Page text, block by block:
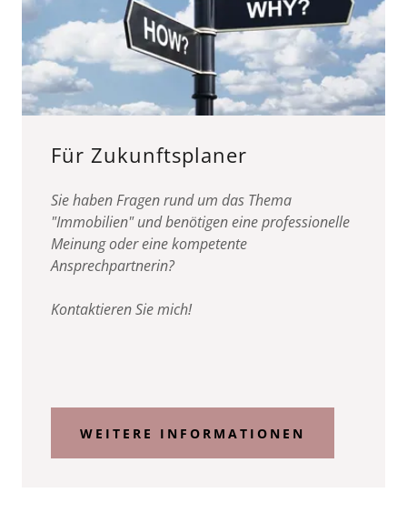
Für Zukunftsplaner
Sie haben Fragen rund um das Thema
"Immobilien" und benötigen eine professionelle
Meinung oder eine kompetente
Ansprechpartnerin?
Kontaktieren Sie mich!
WEITERE INFORMATIONEN